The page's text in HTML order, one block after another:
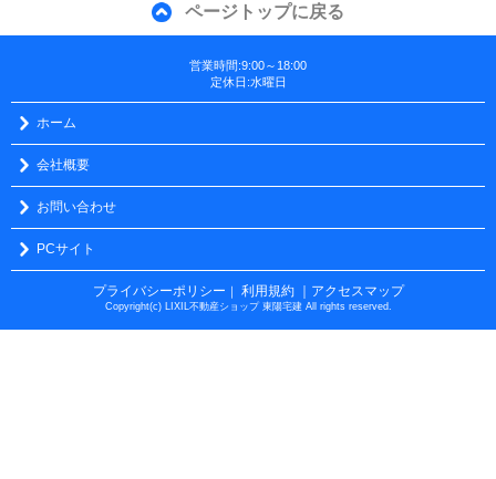
ページトップに戻る
営業時間:9:00～18:00
定休日:水曜日
ホーム
会社概要
お問い合わせ
PCサイト
プライバシーポリシー ｜ 利用規約 ｜アクセスマップ
Copyright(c) LIXIL不動産ショップ 東陽宅建 All rights reserved.